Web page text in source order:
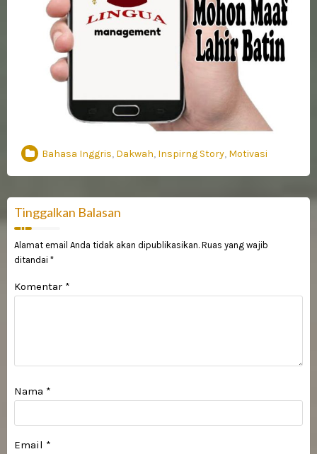
Bahasa Inggris, Dakwah, Inspirng Story, Motivasi
Tinggalkan Balasan
Alamat email Anda tidak akan dipublikasikan. Ruas yang wajib
ditandai *
Komentar *
Nama *
Email *